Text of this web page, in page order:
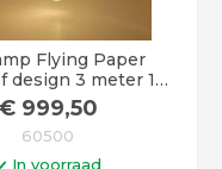
Flying Paper
design 3 meter 12
hangers
€999,50
60500
In voorraad